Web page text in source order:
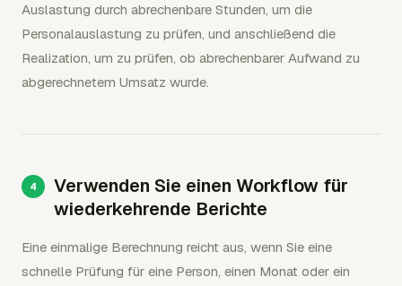
Auslastung durch abrechenbare Stunden, um die
Personalauslastung zu prüfen, und anschließend die
Realization, um zu prüfen, ob abrechenbarer Aufwand zu
abgerechnetem Umsatz wurde.
Verwenden Sie einen Workflow für
wiederkehrende Berichte
Eine einmalige Berechnung reicht aus, wenn Sie eine
schnelle Prüfung für eine Person, einen Monat oder ein